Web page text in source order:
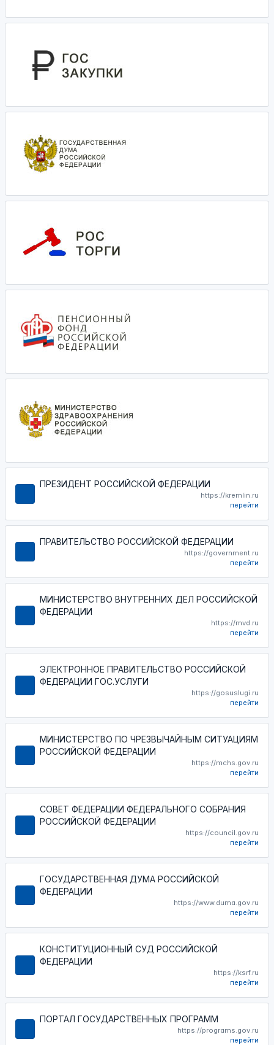
ПРЕЗИДЕНТ РОССИЙСКОЙ ФЕДЕРАЦИИ
https://kremlin.ru
перейти
ПРАВИТЕЛЬСТВО РОССИЙСКОЙ ФЕДЕРАЦИИ
https://government.ru
перейти
МИНИСТЕРСТВО ВНУТРЕННИХ ДЕЛ РОССИЙСКОЙ
ФЕДЕРАЦИИ
https://mvd.ru
перейти
ЭЛЕКТРОННОЕ ПРАВИТЕЛЬСТВО РОССИЙСКОЙ
ФЕДЕРАЦИИ ГОС.УСЛУГИ
https://gosuslugi.ru
перейти
МИНИСТЕРСТВО ПО ЧРЕЗВЫЧАЙНЫМ СИТУАЦИЯМ
РОССИЙСКОЙ ФЕДЕРАЦИИ
https://mchs.gov.ru
перейти
СОВЕТ ФЕДЕРАЦИИ ФЕДЕРАЛЬНОГО СОБРАНИЯ
РОССИЙСКОЙ ФЕДЕРАЦИИ
https://council.gov.ru
перейти
ГОСУДАРСТВЕННАЯ ДУМА РОССИЙСКОЙ
ФЕДЕРАЦИИ
https://www.duma.gov.ru
перейти
КОНСТИТУЦИОННЫЙ СУД РОССИЙСКОЙ
ФЕДЕРАЦИИ
https://ksrf.ru
перейти
ПОРТАЛ ГОСУДАРСТВЕННЫХ ПРОГРАММ
https://programs.gov.ru
перейти